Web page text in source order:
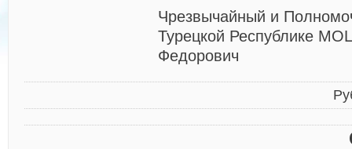
Чрезвычайный и
Турецкой Республике
Федорович